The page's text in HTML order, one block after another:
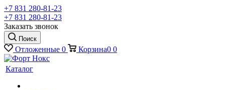
+7 831 280-81-23
+7 831 280-81-23
Заказать звонок
Поиск
Отложенные 0 Корзина0 0
Каталог